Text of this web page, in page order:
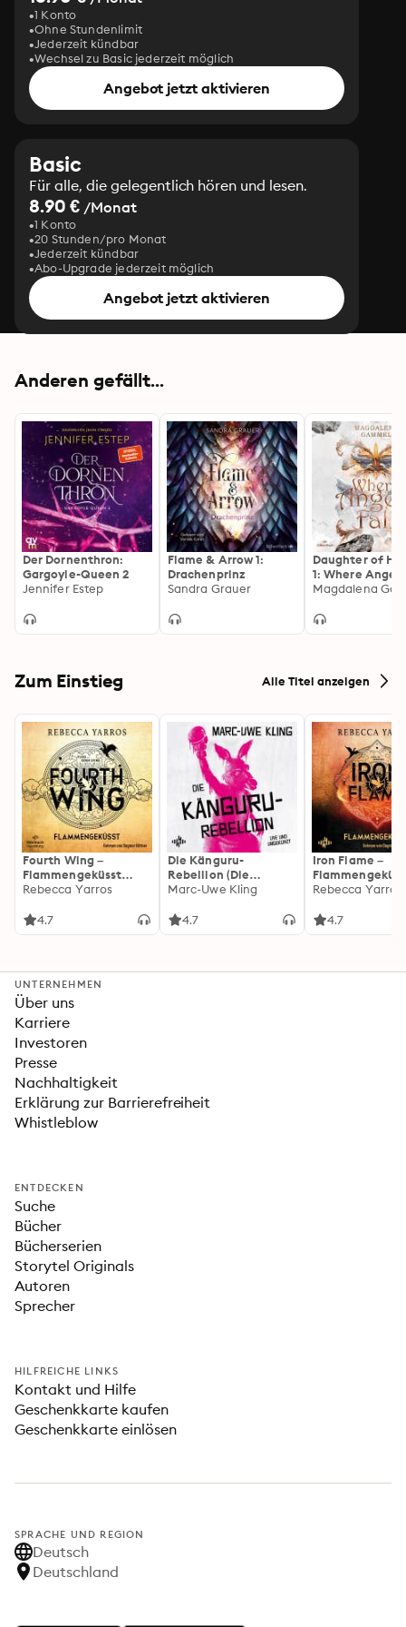
Dies ist der erste Band der »Juniper Moon«-Reihe. Alle
Romane der teuflisch-guten Liebesgeschichte:
-- Band 1: Das Geheimnis von Arcanum
-- Band 2: Das Schicksal von Arcanum
1 Konto
Ohne Stundenlimit
Jederzeit kündbar
Wechsel zu Basic jederzeit möglich
Angebot jetzt aktivieren
Basic
Für alle, die gelegentlich hören und lesen.
8.90 € /Monat
1 Konto
20 Stunden/pro Monat
Jederzeit kündbar
Abo-Upgrade jederzeit möglich
Angebot jetzt aktivieren
Anderen gefällt...
Der Dornenthron:
Gargoyle-Queen 2
Jennifer Estep
Flame & Arrow 1:
Drachenprinz
Sandra Grauer
Daughter of
1: Where
Magdalena
Zum Einstieg Alle Titel anzeigen
Fourth Wing –
Flammengeküsst
(Flammengeküsst-
Rebecca Yarros
4.7
Die Känguru-
Rebellion (Die
Känguru-Werke 5)
Marc-Uwe Kling
4.7
Iron Flame –
heißersehnte
Rebecca Yarros
4.7
UNTERNEHMEN
Über uns
Karriere
Investoren
Presse
Nachhaltigkeit
Erklärung zur Barrierefreiheit
Whistleblow
ENTDECKEN
Suche
Bücher
Bücherserien
Storytel Originals
Autoren
Sprecher
HILFREICHE LINKS
Kontakt und Hilfe
Geschenkkarte kaufen
Geschenkkarte einlösen
SPRACHE UND REGION
Deutsch
Deutschland